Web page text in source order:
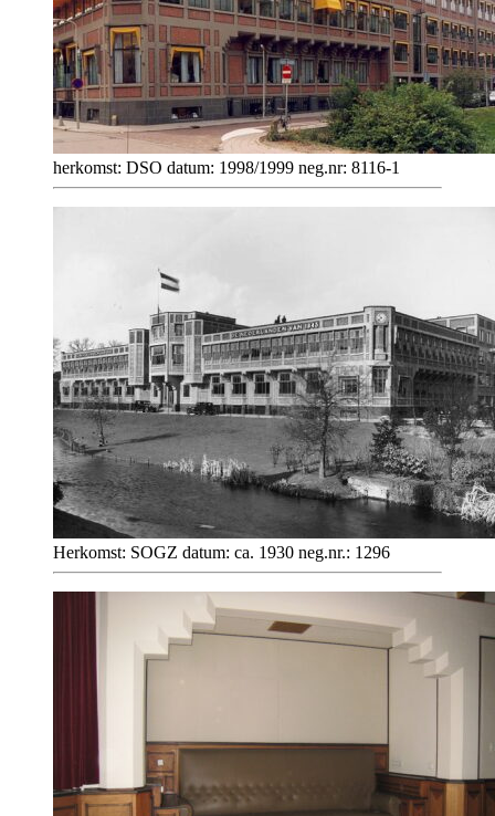
herkomst: DSO datum: 1998/1999 neg.nr: 8116-1
Herkomst: SOGZ datum: ca. 1930 neg.nr.: 1296